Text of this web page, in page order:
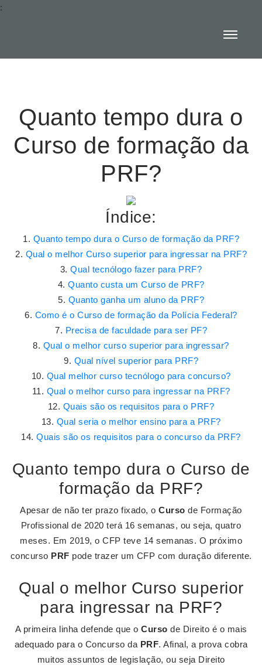
:
Quanto tempo dura o
Curso de formação da
PRF?
Índice:
Quanto tempo dura o Curso de formação da PRF?
Qual o melhor Curso superior para ingressar na PRF?
Qual tecnólogo fazer para PRF?
Quanto custa um Curso de PRF?
Quanto ganha um aluno da PRF?
Como é o Curso de formação da Polícia Federal?
Precisa de faculdade para ser PF?
Qual o melhor curso superior para ingressar?
Qual nível superior para PRF?
Qual melhor curso tecnólogo para concurso?
Qual o melhor curso para ingressar na PRF?
Quais são os requisitos para o PRF?
Qual seria o melhor ensino para a PRF?
Quais são os requisitos para o concurso da PRF?
Quanto tempo dura o Curso de
formação da PRF?
Apesar de não ter prazo fixado, oCurso de Formação
Profissional de 2020 terá 16 semanas, ou seja, quatro
meses. Em 2019, o CFP teve 14 semanas. O próximo
concurso PRF pode trazer um CFP com duração diferente.
Qual o melhor Curso superior
para ingressar na PRF?
A primeira linha defende que o Curso de Direito é o mais
adequado para o Concurso da PRF. Afinal, a prova cobra
muitos assuntos de legislação, ou seja Direito